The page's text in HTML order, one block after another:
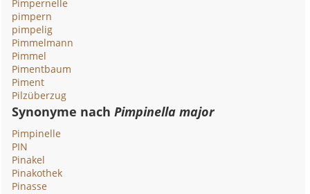
Pimpernelle
pimpern
pimpelig
Pimmelmann
Pimmel
Pimentbaum
Piment
Pilzüberzug
Synonyme nachPimpinella major
Pimpinelle
PIN
Pinakel
Pinakothek
Pinasse